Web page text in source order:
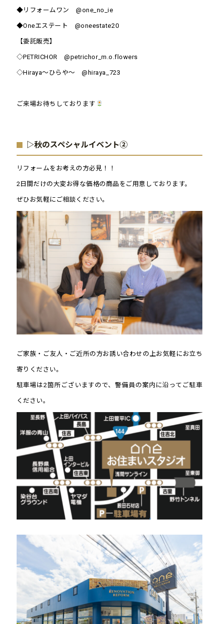
◆リフォームワン @one_no_ie
◆Oneエステート @oneestate20
【委託販売】
◇PETRICHOR @petrichor_m.o.flowers
◇Hiraya～ひらや～ @hiraya_723
ご来場お待ちしております
▷秋のスペシャルイベント②
リフォームをお考えの方必見！！
2日間だけの大変お得な価格の商品をご用意しております。
ぜひお気軽にご相談ください。
ご家族・ご友人・ご近所の方お誘い合わせの上お気軽にお立ち
寄りください。
駐車場は2箇所ございますので、警備員の案内に沿ってご駐車
ください。